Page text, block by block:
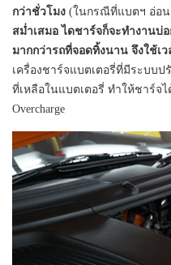
กว่าชั่วโมง (ในกรณีที่แบตฯ อ่อน
สม่ำเสมอ ไดชาร์จก็จะทำงานบ่
มากกว่ารถที่จอดทิ้งนาน จึงใช้เ
เครื่องชาร์จแบตเตอรี่ที่มีระบบ
ที่เหลือในแบตเตอรี่ ทำให้ชาร์จไ
Overcharge